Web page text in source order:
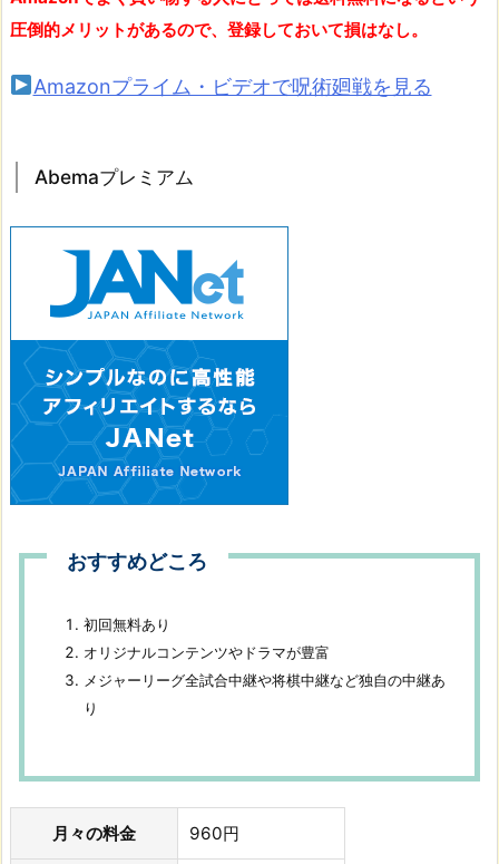
圧倒的メリットがあるので、登録しておいて損はなし。
Amazonプライム・ビデオで呪術廻戦を見る
Abemaプレミアム
おすすめどころ
初回無料あり
オリジナルコンテンツやドラマが豊富
メジャーリーグ全試合中継や将棋中継など独自の中継あ
り
月々の料金 960円